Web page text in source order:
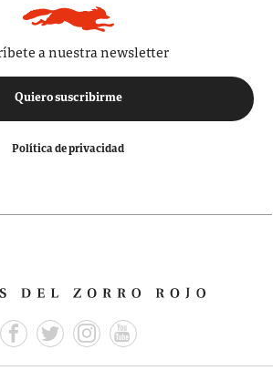
a nuestra newsletter
Quiero suscribirme
Política de privacidad